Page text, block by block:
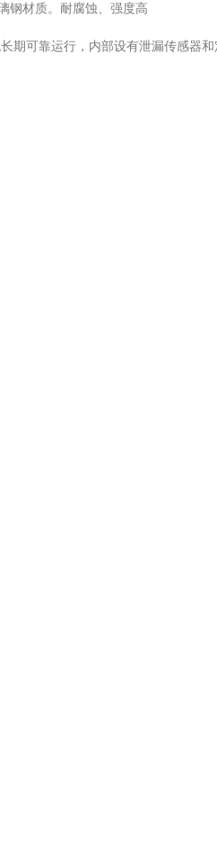
材质。耐腐蚀、强度高
可靠运行，内部设有泄漏传感器和